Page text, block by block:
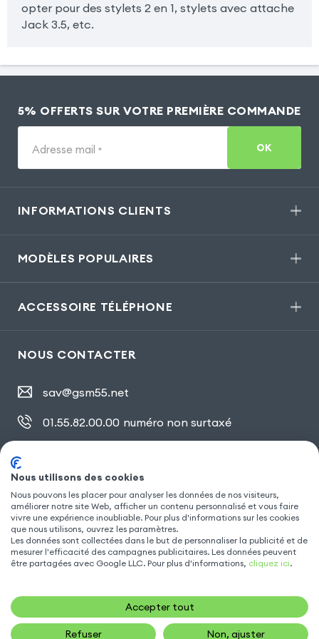
opter pour des stylets 2 en 1, stylets avec attache
Jack 3.5, etc.
5% OFFERTS SUR VOTRE PREMIÈRE COMMANDE
Adresse mail * OK
INFORMATIONS CLIENTS
MODÈLES POPULAIRES
ACCESSOIRE TÉLÉPHONE
NOUS CONTACTER
sav@gsm55.net
01.55.82.00.00 numéro non surtaxé
SUIVEZ NOUS
Nous utilisons des cookies
Nous pouvons les placer pour analyser les données de nos visiteurs,
améliorer notre site Web, afficher un contenu personnalisé et vous faire
vivre une expérience inoubliable. Pour plus d'informations sur les cookies
que nous utilisons, ouvrez les paramètres.
Les données sont collectées dans le but de personnaliser la publicité et de
mesurer l'efficacité des campagnes publicitaires. Les données peuvent
être partagées avec Google LLC. Pour plus d'informations, cliquez ici.
Accepter tout
Refuser Non, ajuster